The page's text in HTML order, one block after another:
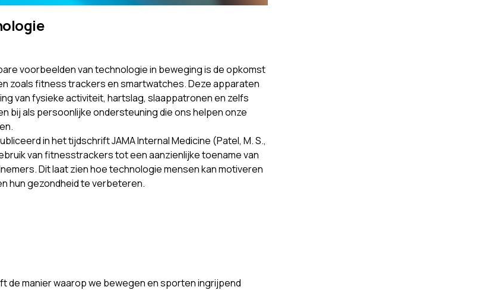
voorbeelden van technologie in beweging is de opkomst
zoals fitness trackers en smartwatches. Deze apparaten
van fysieke activiteit, hartslag, slaappatronen en zelfs
bij als persoonlijke ondersteuning die ons helpen onze
in het tijdschrift JAMA Internal Medicine (Patel, M. S.,
van fitnesstrackers tot een aanzienlijke toename van
Dit laat zien hoe technologie mensen kan motiveren
hun gezondheid te verbeteren.
de manier waarop we bewegen en sporten ingrijpend